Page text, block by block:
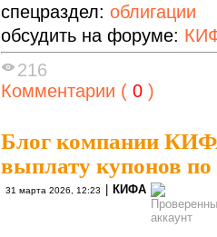
спецраздел: облигации
обсудить на форуме:
216
Комментарии ( 0 )
Блог компании
выплату купонов
31 марта 2026, 12:23 КИФА